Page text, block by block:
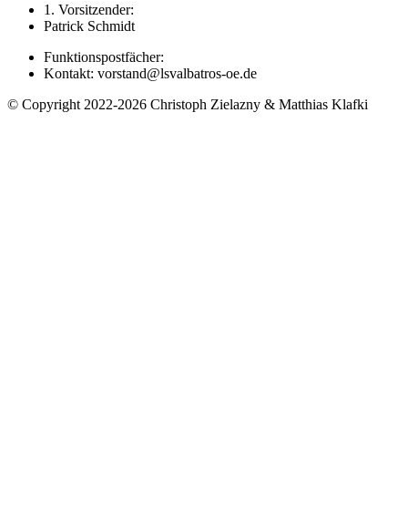
1. Vorsitzender:
Patrick Schmidt
Funktionspostfächer:
Kontakt: vorstand@lsvalbatros-oe.de
© Copyright 2022-2026 Christoph Zielazny & Matthias Klafki